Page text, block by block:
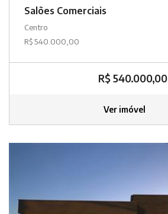
Salões Comerciais
Centro
R$ 540.000,00
R$ 540.000,00
Ver imóvel